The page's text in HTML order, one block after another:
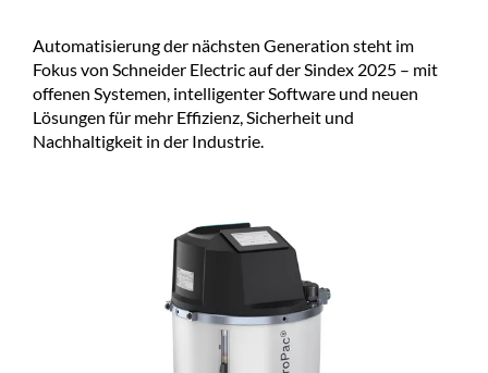
Automatisierung der nächsten Generation steht im
Fokus von Schneider Electric auf der Sindex 2025 – mit
offenen Systemen, intelligenter Software und neuen
Lösungen für mehr Effizienz, Sicherheit und
Nachhaltigkeit in der Industrie.